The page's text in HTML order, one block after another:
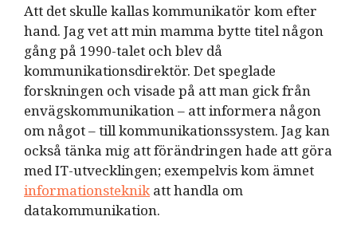
Att det skulle kallas kommunikatör kom efter
hand. Jag vet att min mamma bytte titel någon
gång på 1990-talet och blev då
kommunikationsdirektör. Det speglade
forskningen och visade på att man gick från
envägskommunikation – att informera någon
om något – till kommunikationssystem. Jag kan
också tänka mig att förändringen hade att göra
med IT-utvecklingen; exempelvis kom ämnet
informationsteknik att handla om
datakommunikation.